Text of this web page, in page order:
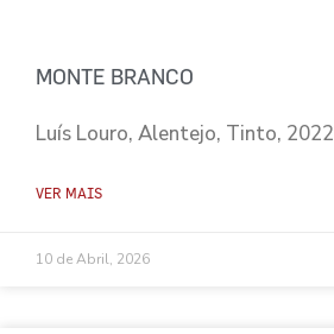
MONTE BRANCO
Luís Louro, Alentejo, Tinto, 2022
VER MAIS
10 de Abril, 2026